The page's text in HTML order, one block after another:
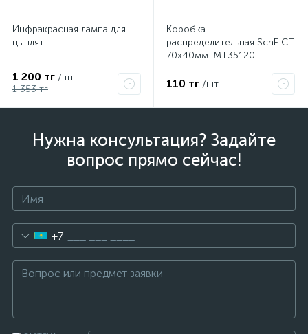
Инфракрасная лампа для
цыплят
1 200 тг /шт
1 353 тг
Коробка
распределительная SchE СП
70х40мм IMT35120
110 тг /шт
Нужна консультация? Задайте
вопрос прямо сейчас!
+7